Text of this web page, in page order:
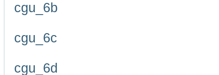
cgu_6b
cgu_6c
cgu_6d